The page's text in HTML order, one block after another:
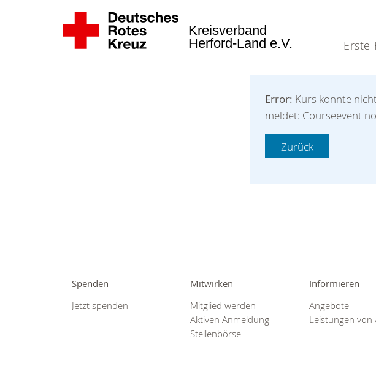
Kreisverband
Herford-Land e.V.
Error: Kurs konnte
meldet: Courseevent
Spenden
Jetzt spenden
Mitwirken
Mitglied werden
Aktiven Anmeldung
Stellenbörse
Informieren
Angebote
Leistungen von